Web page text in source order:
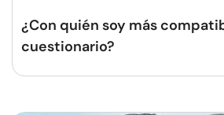
¿Con quién soy más
cuestionario?